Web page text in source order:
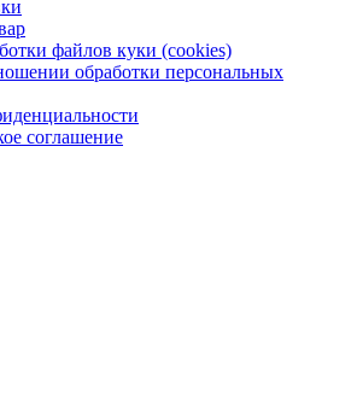
файлов куки (cookies)
обработки персональных
соглашение